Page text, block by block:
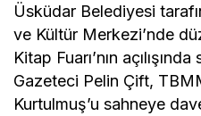
Üsküdar Belediyesi
ve Kültür Merkezi’nde
Kitap Fuarı’nın
Gazeteci Pelin Çift,
Kurtulmuş’u sahneye